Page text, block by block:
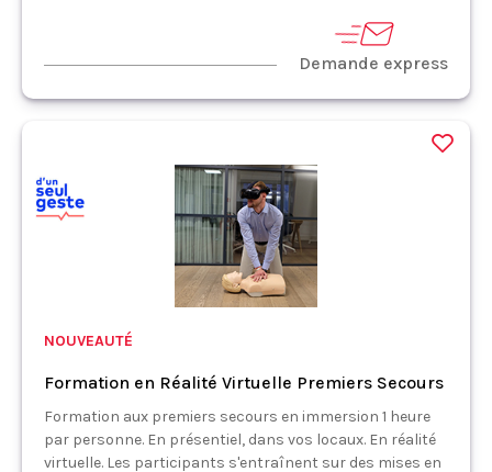
Demande express
NOUVEAUTÉ
Formation en Réalité Virtuelle Premiers Secours
Formation aux premiers secours en immersion 1 heure
par personne. En présentiel, dans vos locaux. En réalité
virtuelle. Les participants s'entraînent sur des mises en